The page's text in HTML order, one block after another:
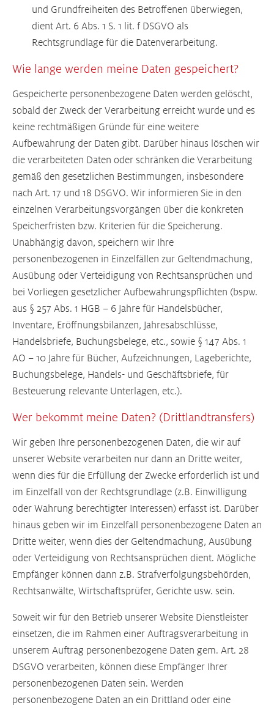
und Grundfreiheiten des Betroffenen überwiegen,
dient Art. 6 Abs. 1 S. 1 lit. f DSGVO als
Rechtsgrundlage für die Datenverarbeitung.
Wie lange werden meine Daten gespeichert?
Gespeicherte personenbezogene Daten werden gelöscht,
sobald der Zweck der Verarbeitung erreicht wurde und es
keine rechtmäßigen Gründe für eine weitere
Aufbewahrung der Daten gibt. Darüber hinaus löschen wir
die verarbeiteten Daten oder schränken die Verarbeitung
gemäß den gesetzlichen Bestimmungen, insbesondere
nach Art. 17 und 18 DSGVO. Wir informieren Sie in den
einzelnen Verarbeitungsvorgängen über die konkreten
Speicherfristen bzw. Kriterien für die Speicherung.
Unabhängig davon, speichern wir Ihre
personenbezogenen in Einzelfällen zur Geltendmachung,
Ausübung oder Verteidigung von Rechtsansprüchen und
bei Vorliegen gesetzlicher Aufbewahrungspflichten (bspw.
aus § 257 Abs. 1 HGB – 6 Jahre für Handelsbücher,
Inventare, Eröffnungsbilanzen, Jahresabschlüsse,
Handelsbriefe, Buchungsbelege, etc., sowie § 147 Abs. 1
AO – 10 Jahre für Bücher, Aufzeichnungen, Lageberichte,
Buchungsbelege, Handels- und Geschäftsbriefe, für
Besteuerung relevante Unterlagen, etc.).
Wer bekommt meine Daten? (Drittlandtransfers)
Wir geben Ihre personenbezogenen Daten, die wir auf
unserer Website verarbeiten nur dann an Dritte weiter,
wenn dies für die Erfüllung der Zwecke erforderlich ist und
im Einzelfall von der Rechtsgrundlage (z.B. Einwilligung
oder Wahrung berechtigter Interessen) erfasst ist. Darüber
hinaus geben wir im Einzelfall personenbezogene Daten an
Dritte weiter, wenn dies der Geltendmachung, Ausübung
oder Verteidigung von Rechtsansprüchen dient. Mögliche
Empfänger können dann z.B. Strafverfolgungsbehörden,
Rechtsanwälte, Wirtschaftsprüfer, Gerichte usw. sein.
Soweit wir für den Betrieb unserer Website Dienstleister
einsetzen, die im Rahmen einer Auftragsverarbeitung in
unserem Auftrag personenbezogene Daten gem. Art. 28
DSGVO verarbeiten, können diese Empfänger Ihrer
personenbezogenen Daten sein. Werden
personenbezogene Daten an ein Drittland oder eine